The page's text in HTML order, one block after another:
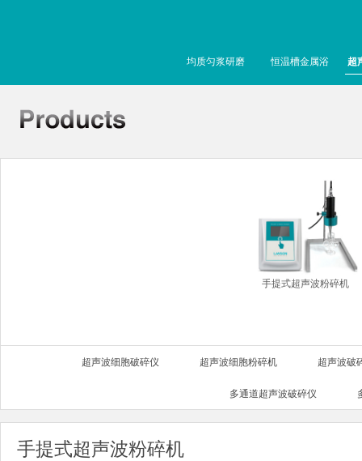
均质匀浆研磨 恒温槽金属浴 超
手提式超声波粉碎机
超声波细胞破碎仪 超声波细胞粉碎机 超声波破
多通道超声波破碎仪
手提式超声波粉碎机